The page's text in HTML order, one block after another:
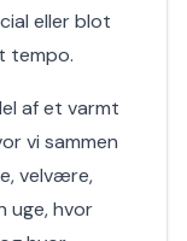
eller blot
tempo.
af et varmt
vi sammen
velvære,
uge, hvor